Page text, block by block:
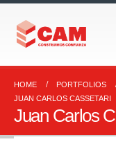
HOME PORTFOLIOS
JUAN CARLOS CASSETARI
Juan Carlos